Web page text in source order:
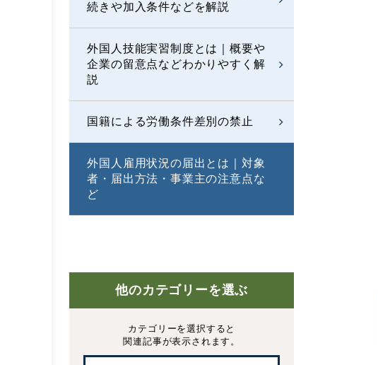
続きや加入条件などを解説
外国人技能実習制度とは｜概要や
企業の留意点などわかりやすく解
説
国籍による労働条件差別の禁止
外国人雇用状況の届出とは｜対象
者・届出方法・事業主の注意点な
ど
他のカテゴリーを選ぶ
カテゴリーを選択すると
関連記事が表示されます。